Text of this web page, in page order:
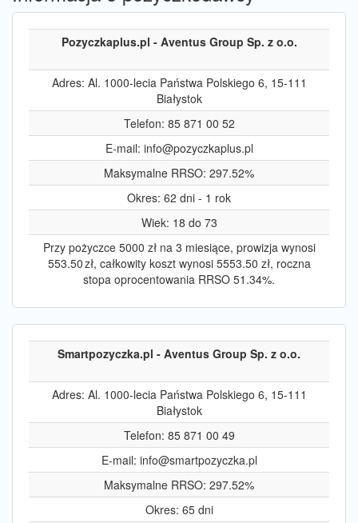
Pozyczkaplus.pl - Aventus Group Sp. z o.o.
Adres: Al. 1000-lecia Państwa Polskiego 6, 15-111
Białystok
Telefon: 85 871 00 52
E-mail: info@pozyczkaplus.pl
Maksymalne RRSO: 297.52%
Okres: 62 dni - 1 rok
Wiek: 18 do 73
Przy pożyczce 5000 zł na 3 miesiące, prowizja wynosi
553.50 zł, całkowity koszt wynosi 5553.50 zł, roczna
stopa oprocentowania RRSO 51.34%.
Smartpozyczka.pl - Aventus Group Sp. z o.o.
Adres: Al. 1000-lecia Państwa Polskiego 6, 15-111
Białystok
Telefon: 85 871 00 49
E-mail: info@smartpozyczka.pl
Maksymalne RRSO: 297.52%
Okres: 65 dni